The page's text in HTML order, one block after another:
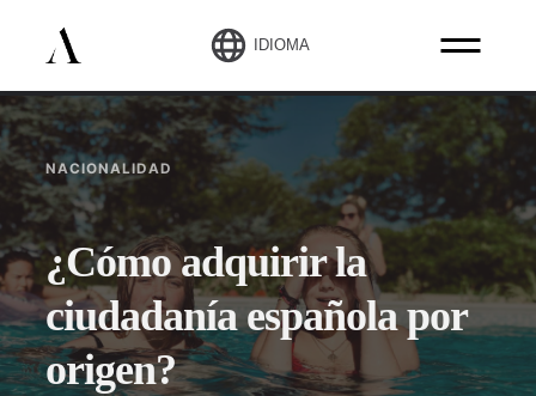
IDIOMA
NACIONALIDAD
¿Cómo adquirir la
ciudadanía española por
origen?